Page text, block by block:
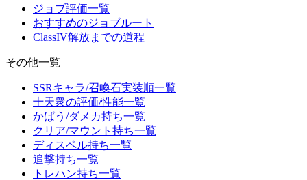
ジョブ評価一覧
おすすめのジョブルート
ClassIV解放までの道程
その他一覧
SSRキャラ/召喚石実装順一覧
十天衆の評価/性能一覧
かばう/ダメカ持ち一覧
クリア/マウント持ち一覧
ディスペル持ち一覧
追撃持ち一覧
トレハン持ち一覧